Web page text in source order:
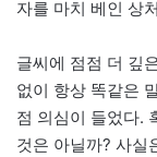
자를 마치 베인 상
글씨에 점점 더 깊
없이 항상 똑같은
점 의심이 들었다.
것은 아닐까? 사실